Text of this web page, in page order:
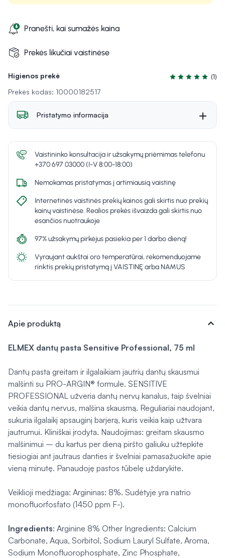
Higienos prekė
Įvertinimas 5.0
(1)
Prekės kodas: 10000182517
Pranešti, kai sumažės kaina
Prekės likučiai vaistinėse
Pristatymo informacija
Vaistininko konsultacija ir užsakymų priėmimas telefonu
+370 697 03000 (I-V 8:00-18:00)
Nemokamas pristatymas į artimiausią vaistinę
Internetinės vaistinės prekių kainos gali skirtis nuo prekių
kainų vaistinėse. Realios prekės išvaizda gali skirtis nuo
esančios nuotraukoje
97% užsakymų pirkėjus pasiekia per 1 darbo dieną!
Vyraujant aukštai oro temperatūrai, rekomenduojame
rinktis prekių pristatymą į VAISTINĘ arba NAMUS
Apie produktą expand_more
ELMEX dantų pasta Sensitive Professional, 75 ml
Dantų pasta greitam ir ilgalaikiam jautrių dantų skausmui
malšinti su PRO-ARGIN® formule. SENSITIVE
PROFESSIONAL užveria dantų nervų kanalus, taip švelniai
veikia dantų nervus, malšina skausmą. Reguliariai naudojant,
sukuria ilgalaikį apsauginį barjerą, kuris veikia kaip užtvara
jautrumui. Kliniškai įrodyta. Naudojimas: greitam skausmo
malšinimui – du kartus per dieną piršto galiuku užtepkite
tiesiogiai ant jautraus danties ir švelniai pamasažuokite apie
vieną minutę. Panaudoję pastos tūbelę uždarykite.
Veiklioji medžiaga: Argininas: 8%. Sudėtyje yra natrio
monofluorfosfato (1450 ppm F-).
Ingredients: Arginine 8% Other Ingredients: Calcium
Carbonate, Aqua, Sorbitol, Sodium Lauryl Sulfate, Aroma,
Sodium Monofluorophosphate, Zinc Phosphate,